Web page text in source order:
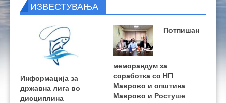
ИЗВЕСТУВАЊА
Информација за
државна лига во
дисциплина
Потпишан
меморандум за
соработка со НП
Маврово и општина
Маврово и Ростуше
РЕЗУЛТАТИ 2026
РЕЗУЛТАТИ 2025
НАТПРЕВАРИ 2024
РЕЗУЛТАТИ 2024
НАТПРЕВАРИ 2023
РЕЗУЛТАТИ
НАТПРЕВАРИ 2021
РЕЗУЛТАТИ
НАТПРЕВАРИ 2022
РЕЗУЛТАТИ
НАТПРЕВАРИ 2020
РИБОЛОВНИ ОСНОВИ 2024
РИБОЛОВНИ ЗДРУЖЕНИЈА
ЛИЧНИ КАРТИ
ЗАКОНИ И ПОДЗАКОНСКИ АКТИ
ПРАВИЛНИЦИ
ПРАВИЛНИЦИ НА МРФ
ПРАВИЛНИЦИ ЗА НАТПРЕВАРИ
ПРАВИЛНИЦИ НА ФИПС
РЕГИСТРАЦИЈА НА СПОРТИСТИ
ЦЕНОВНИЦИ ЗА ЛЕГИТИМАЦИИ И ДОЗВОЛИ
ЦЕНОВНИЦИ 2026
ПУНКТОВИ ЗА ДОЗВОЛИ
КОНТАКТ
ПРАШАЊА